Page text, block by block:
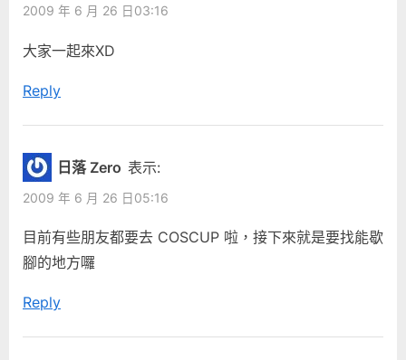
u
o
:
2009 年 6 月 26 日03:16
大家一起來XD
Reply
日落 Zero 表示:
2009 年 6 月 26 日05:16
目前有些朋友都要去 COSCUP 啦，接下來就是要找能歇
腳的地方囉
Reply